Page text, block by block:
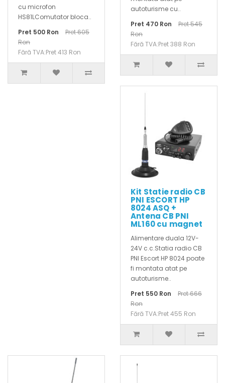
cu microfon
HS81LComutator bloca..
Pret 500 Ron
Pret 605
Ron
Fără TVA:Pret 413 Ron
autoturisme cu..
Pret 470 Ron
Pret 545
Ron
Fără TVA:Pret 388 Ron
Kit Statie radio CB
PNI ESCORT HP
8024 ASQ +
Antena CB PNI
ML160 cu magnet
Alimentare duala 12V-
24V c.c.Statia radio CB
PNI Escort HP 8024 poate
fi montata atat pe
autoturisme..
Pret 550 Ron
Pret 666
Ron
Fără TVA:Pret 455 Ron